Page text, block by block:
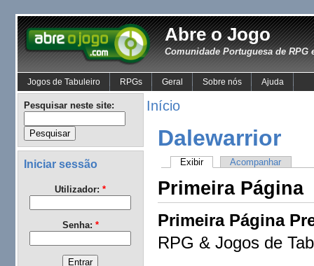
Abre o Jogo
Comunidade Portuguesa de RPG
Jogos de Tabuleiro RPGs Geral Sobre nós Ajuda
Pesquisar neste site:
Iniciar sessão
Utilizador: *
Senha: *
Início
Dalewarrior
Exibir Acompanhar
Primeira Página
Primeira Página
RPG & Jogos de